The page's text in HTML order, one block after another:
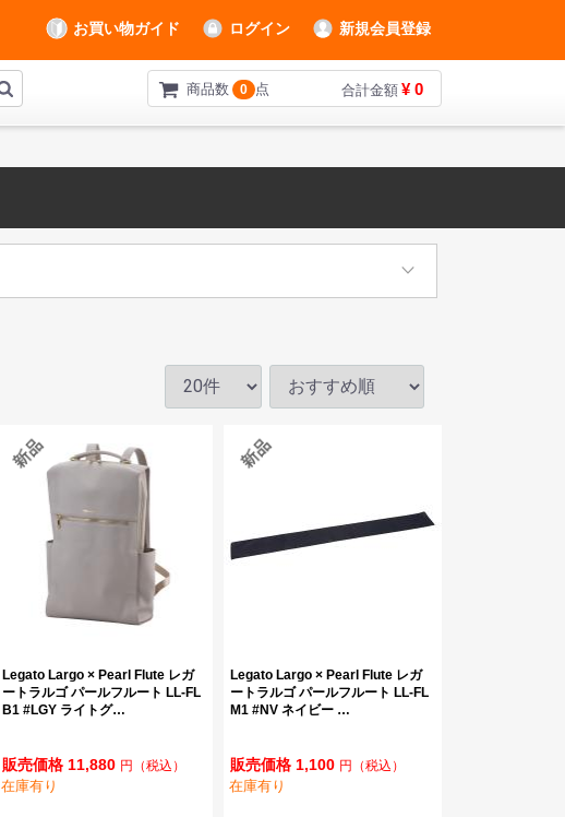
お買い物ガイド ログイン 新規会員登録
商品数 0 点 合計金額 ¥ 0
Legato Largo × Pearl Flute レガ
ートラルゴ パールフルート LL-FL
B1 #LGY ライトグ…
販売価格 11,880 円 （税込）
在庫有り
Legato Largo × Pearl Flute レガ
ートラルゴ パールフルート LL-FL
M1 #NV ネイビー …
販売価格 1,100 円 （税込）
在庫有り